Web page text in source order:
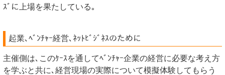
ｽﾞに上場を果たしている｡
起業､ﾍﾞﾝﾁｬｰ経営､ﾈｯﾄﾋﾞｼﾞﾈｽのために
主催側は､このｹｰｽを通してﾍﾞﾝﾁｬｰ企業の経営に必要な考え方
を学ぶと共に､経営現場の実際について模擬体験してもらう